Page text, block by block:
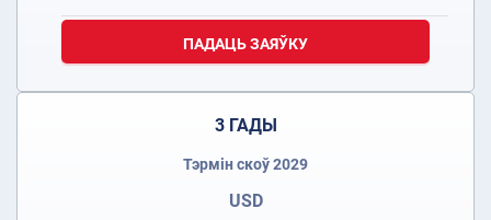
ПАДАЦЬ ЗАЯЎКУ
3 ГАДЫ
Тэрмін скоў 2029
USD